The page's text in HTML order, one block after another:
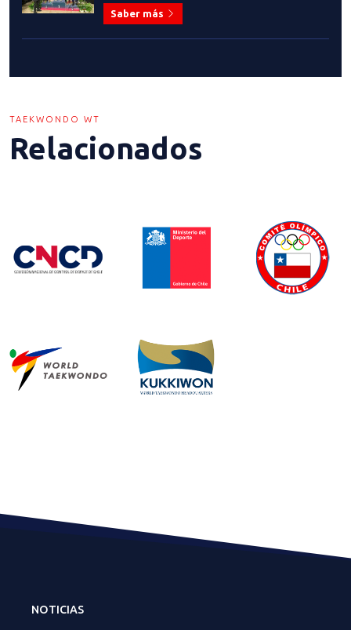
Saber más
TAEKWONDO WT
Relacionados
NOTICIAS